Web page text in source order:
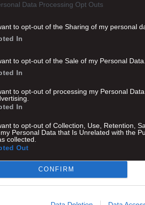
Data Processing Opt Outs
to opt-out of the Sharing of my personal
In
to opt-out of the Sale of my Personal Data.
In
to opt-out of processing my Personal
In
to opt-out of Collection, Use, Retention,
Personal Data that Is Unrelated with the
collected.
Out
CONFIRM